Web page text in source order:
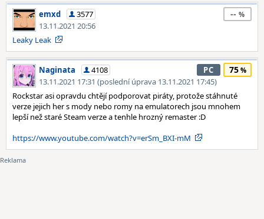
emxd
3577
13.11.2021 20:56
--
Leaky Leak
Naginata
4108
13.11.2021 17:31 (poslední úprava 13.11.2021 17:45)
PC 75
Rockstar asi opravdu chtějí podporovat piráty, protože stáhnuté
verze jejich her s mody nebo romy na emulatorech jsou mnohem
lepší než staré Steam verze a tenhle hrozný remaster :D
https://www.youtube.com/watch?v=erSm_BXI-mM